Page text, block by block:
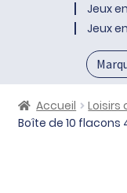
Jeux
Jeux
Accueil Loisirs
Boîte de 10 flacons